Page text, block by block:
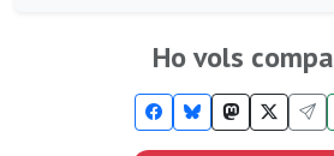
Ho vols